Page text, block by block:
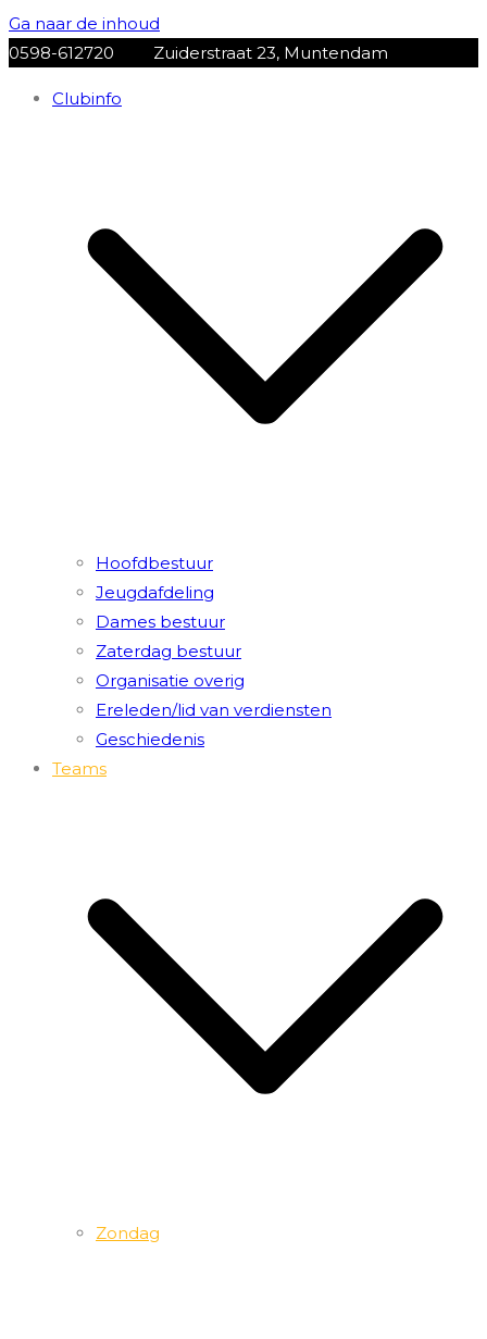
Ga naar de inhoud
0598-612720
Zuiderstraat 23, Muntendam
Clubinfo
Hoofdbestuur
Jeugdafdeling
Dames bestuur
Zaterdag bestuur
Organisatie overig
Ereleden/lid van verdiensten
Geschiedenis
Teams
Zondag